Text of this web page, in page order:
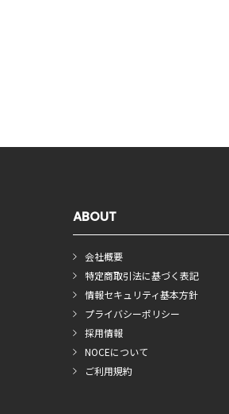
ABOUT
会社概要
特定商取引法に基づく表記
情報セキュリティ基本方針
プライバシーポリシー
採用情報
NOCEについて
ご利用規約